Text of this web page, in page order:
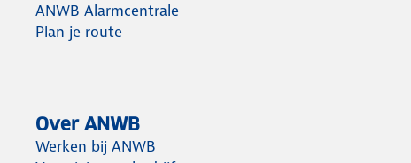
ANWB Alarmcentrale
Plan je route
Over ANWB
Werken bij ANWB